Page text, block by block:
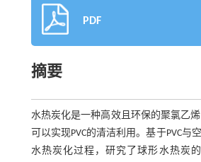
PDF
摘要
水热炭化是一种高效且环保的聚氯乙烯
可以实现PVC的清洁利用。基于PVC与
水热炭化过程，研究了球形水热炭